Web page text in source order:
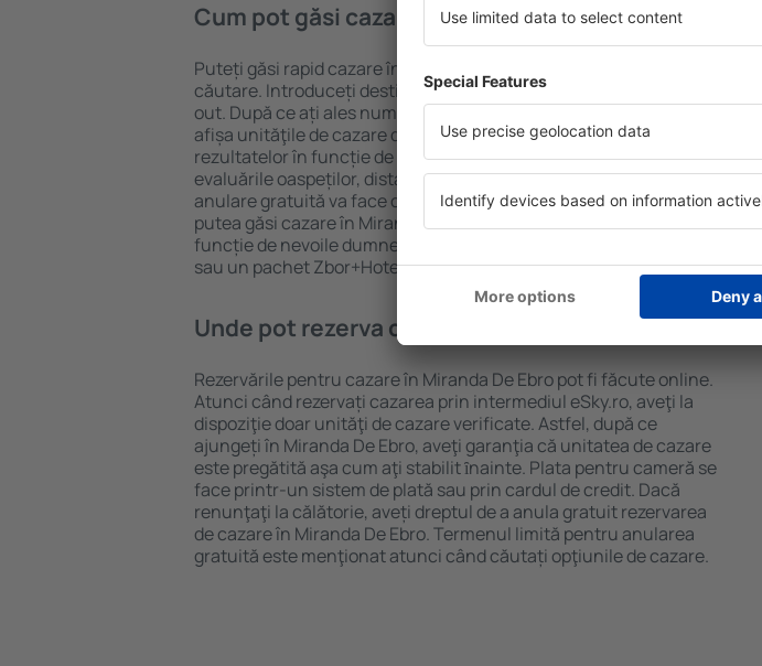
Cum pot găsi cazare în Miranda De Ebro?
Puteți găsi rapid cazare în Miranda De Ebro folosind un motor de
căutare. Introduceți destinația și datele de check-in și check-
out. După ce ați ales numărul de persoane, motorul de căutare va
afișa unităţile de cazare disponibile în Miranda De Ebro. Filtrarea
rezultatelor în funcție de tipul proprietăţii, numărul de stele,
evaluările oaspeților, distanța față de centru și opțiunea de
anulare gratuită va face căutarea mult mai ușoară. Astfel veți
putea găsi cazare în Miranda De Ebro în doar câteva minute. În
funcție de nevoile dumneavoastră, puteți rezerva doar cazare
sau un pachet Zbor+Hotel.
Unde pot rezerva cazare în Miranda De Ebro?
Rezervările pentru cazare în Miranda De Ebro pot fi făcute online.
Atunci când rezervați cazarea prin intermediul eSky.ro, aveţi la
dispoziţie doar unităţi de cazare verificate. Astfel, după ce
ajungeți în Miranda De Ebro, aveţi garanţia că unitatea de cazare
este pregătită aşa cum aţi stabilit ȋnainte. Plata pentru cameră se
face printr-un sistem de plată sau prin cardul de credit. Dacă
renunţaţi la călătorie, aveți dreptul de a anula gratuit rezervarea
de cazare în Miranda De Ebro. Termenul limită pentru anularea
gratuită este menţionat atunci când căutați opţiunile de cazare.